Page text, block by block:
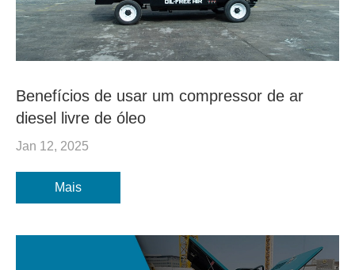
Benefícios de usar um compressor de ar
diesel livre de óleo
Jan 12, 2025
Mais